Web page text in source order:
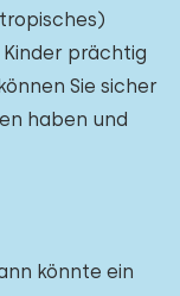
Kinder prächtig
Sie sicher
haben und
könnte ein